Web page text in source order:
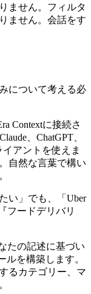
ません。フィルタ
ません。会話をす
について考える必
Contextに接続さ
、ChatGPT、
アントを使えま
自然な言葉で構い
い」でも、「Uber
フードデリバリ
たの記述に基づい
ルを構築します。
るカテゴリー、マ